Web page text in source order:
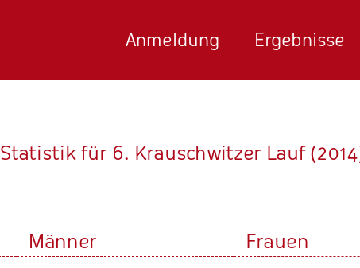
Anmeldung Ergebnisse
Statistik für 6. Krauschwitzer Lauf
Männer Frauen